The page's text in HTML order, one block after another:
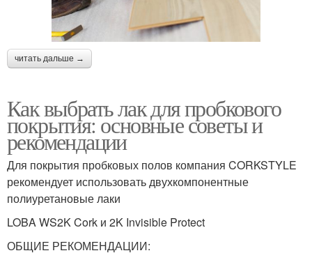
читать дальше →
Как выбрать лак для пробкового
покрытия: основные советы и
рекомендации
Для покрытия пробковых полов компания CORKSTYLE
рекомендует использовать двухкомпонентные
полиуретановые лаки
LOBA WS2K Cork и 2K Invisible Protect
ОБЩИЕ РЕКОМЕНДАЦИИ: